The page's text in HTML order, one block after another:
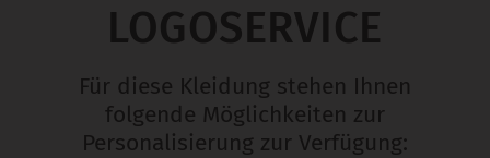
LOGOSERVICE
Für diese Kleidung stehen Ihnen
folgende Möglichkeiten zur
Personalisierung zur Verfügung: